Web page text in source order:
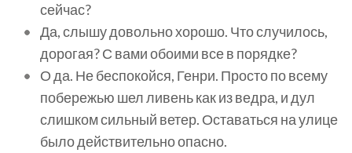
сейчас?
Да, слышу довольно хорошо. Что случилось,
дорогая? С вами обоими все в порядке?
О да. Не беспокойся, Генри. Просто по всему
побережью шел ливень как из ведра, и дул
слишком сильный ветер. Оставаться на улице
было действительно опасно.